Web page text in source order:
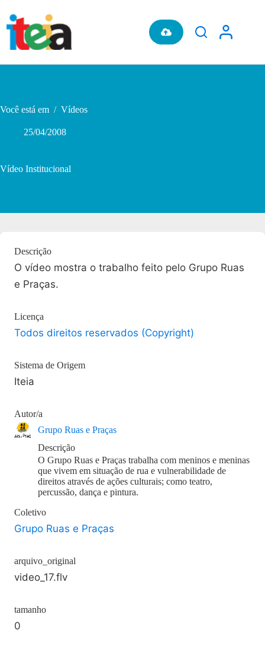
para
conteúdo
Você está em / Vídeos
25/04/2008
Vídeo Institucional
Descrição
O vídeo mostra o trabalho feito pelo Grupo Ruas
e Praças.
Licença
Todos direitos reservados (Copyright)
Sistema de Origem
Iteia
Autor/a
Grupo Ruas e Praças
Descrição
O Grupo Ruas e Praças trabalha com meninos e meninas
que vivem em situação de rua e vulnerabilidade de
direitos através de ações culturais; como teatro,
percussão, dança e pintura.
Coletivo
Grupo Ruas e Praças
arquivo_original
video_17.flv
tamanho
0